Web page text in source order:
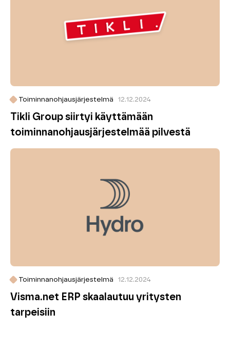
Toiminnanohjausjärjestelmä 12.12.2024
Tikli Group siirtyi käyttämään
toiminnanohjaus­järjestelmää pilvestä
Toiminnanohjausjärjestelmä 12.12.2024
Visma.net ERP skaalautuu yritysten
tarpeisiin